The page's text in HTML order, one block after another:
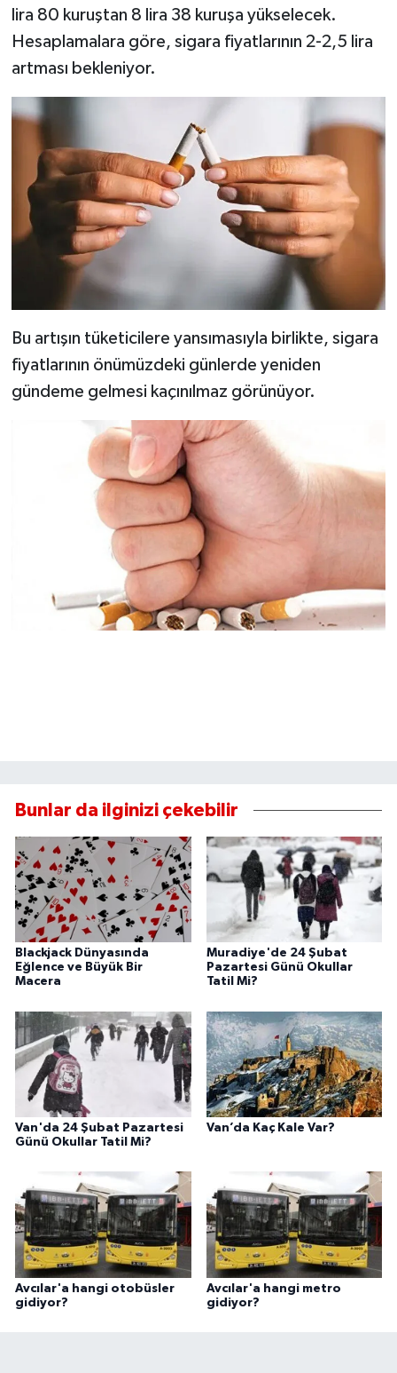
lira 80 kuruştan 8 lira 38 kuruşa yükselecek.
Hesaplamalara göre, sigara fiyatlarının 2-2,5 lira
artması bekleniyor.
Bu artışın tüketicilere yansımasıyla birlikte, sigara
fiyatlarının önümüzdeki günlerde yeniden
gündeme gelmesi kaçınılmaz görünüyor.
Bunlar da ilginizi çekebilir
Blackjack Dünyasında
Eğlence ve Büyük Bir
Macera
Muradiye'de 24 Şubat
Pazartesi Günü Okullar
Tatil Mi?
Van'da 24 Şubat Pazartesi
Günü Okullar Tatil Mi?
Van’da Kaç Kale Var?
Avcılar'a hangi otobüsler
gidiyor?
Avcılar'a hangi metro
gidiyor?